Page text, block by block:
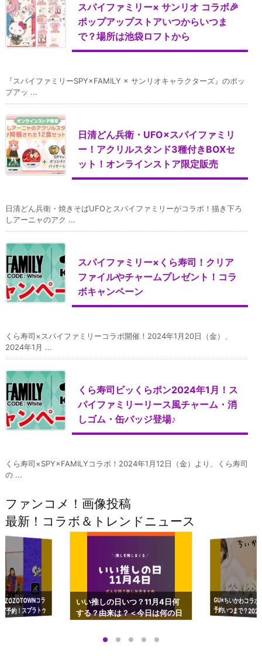
スパイファミリー× サンリオ コラボ🎉
ポップアップストアいつからいつま
で？場所は池袋ロフトから
『スパイファミリーSPY×FAMILY × サンリオキャラクターズ』のポッ
プアッ ...
日清どん兵衛・UFO×スパイファミリ
ー！アクリルスタンド3種付きBOXセ
ット！オンラインストア限定販売
日清どん兵衛・焼きそばUFOとスパイファミリーがコラボ！描き下ろ
しアーニャのアク ...
スパイファミリー×くら寿司！クリア
ファイルやチャームプレゼント！コラ
ボキャンペーン
くら寿司×スパイファミリーコラボ開催！2024年1月20日（金）、
2024年1月 ...
くら寿司ビッくらポン2024年1月！ス
パイファミリーリース風チャーム・消
しゴム・缶バッジ登場♪
くら寿司×SPY×FAMILYコラボ！2024年1月12日（金）より、くら寿司
の ...
ファンコメ！画像投稿
最新！コラボ＆トレンドニュース
コラ
予約！スプラトゥ
ップも渋谷Hz
いい推しの日いつ？11月4日何
する？由来は？＜今日は何の日
GU×ちいかわコラ
予約いつまで？
ーチやショルダー